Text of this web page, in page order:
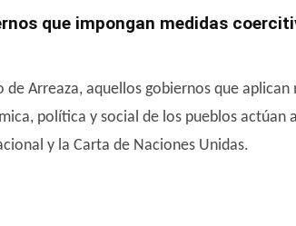
que impongan medidas
de Arreaza, aquellos gobiernos que
política y social de los pueblos actúan
y la Carta de Naciones Unidas.